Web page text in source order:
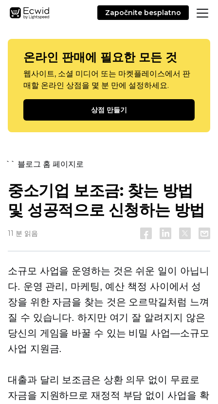
Započnite besplatno
온라인 판매에 필요한 모든 것
웹사이트, 소셜 미디어 또는 마켓플레이스에서 판
매할 온라인 상점을 몇 분 만에 설정하세요.
상점 만들기
`` 블로그 홈 페이지로
중소기업 보조금: 찾는 방법
및 성공적으로 신청하는 방법
11 분 읽음
소규모 사업을 운영하는 것은 쉬운 일이 아닙니
다. 운영 관리, 마케팅, 예산 책정 사이에서 성
장을 위한 자금을 찾는 것은 오르막길처럼 느껴
질 수 있습니다. 하지만 여기 잘 알려지지 않은
당신의 게임을 바꿀 수 있는 비밀 사업—소규모
사업 지원금.
대출과 달리 보조금은 상환 의무 없이 무료로
자금을 지원하므로 재정적 부담 없이 사업을 확